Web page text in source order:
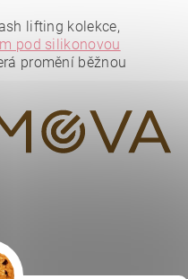
lifting kolekce,
pod silikonovou
promění běžnou